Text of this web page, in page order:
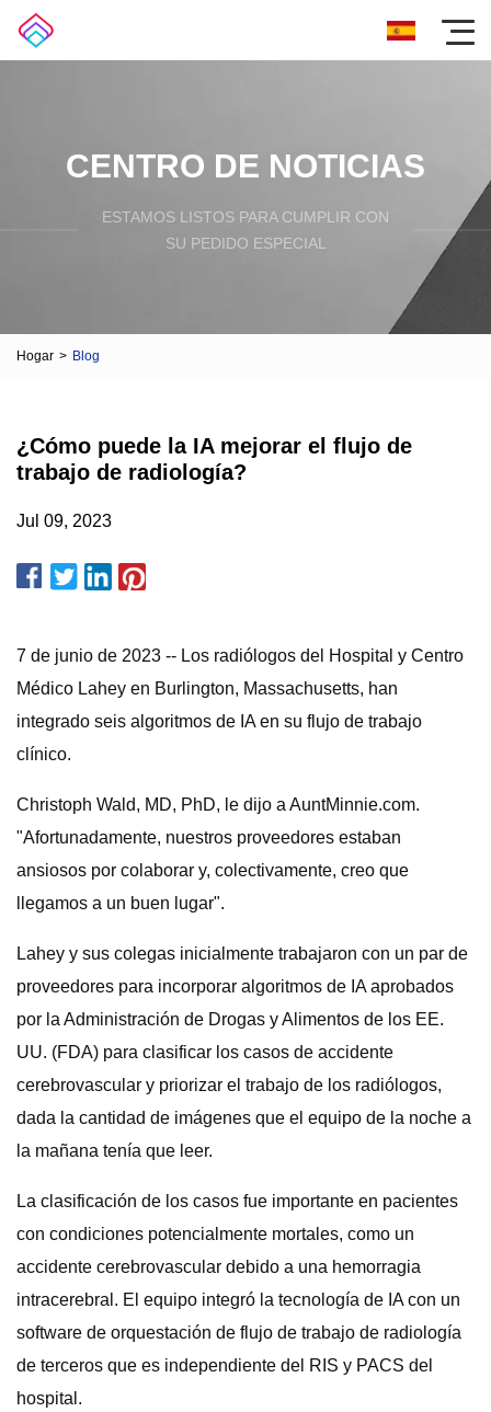
CENTRO DE NOTICIAS
ESTAMOS LISTOS PARA CUMPLIR CON
SU PEDIDO ESPECIAL
Hogar > Blog
¿Cómo puede la IA mejorar el flujo de
trabajo de radiología?
Jul 09, 2023
7 de junio de 2023 -- Los radiólogos del Hospital y Centro
Médico Lahey en Burlington, Massachusetts, han
integrado seis algoritmos de IA en su flujo de trabajo
clínico.
Christoph Wald, MD, PhD, le dijo a AuntMinnie.com.
"Afortunadamente, nuestros proveedores estaban
ansiosos por colaborar y, colectivamente, creo que
llegamos a un buen lugar".
Lahey y sus colegas inicialmente trabajaron con un par de
proveedores para incorporar algoritmos de IA aprobados
por la Administración de Drogas y Alimentos de los EE.
UU. (FDA) para clasificar los casos de accidente
cerebrovascular y priorizar el trabajo de los radiólogos,
dada la cantidad de imágenes que el equipo de la noche a
la mañana tenía que leer.
La clasificación de los casos fue importante en pacientes
con condiciones potencialmente mortales, como un
accidente cerebrovascular debido a una hemorragia
intracerebral. El equipo integró la tecnología de IA con un
software de orquestación de flujo de trabajo de radiología
de terceros que es independiente del RIS y PACS del
hospital.